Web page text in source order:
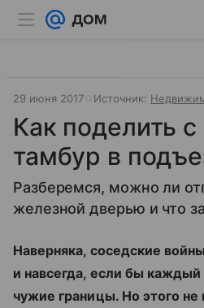
29 июня 2017 Источник:
Как поделить
тамбур в
Разберемся, можно ли
железной дверью и что
Наверняка, соседские
и навсегда, если бы
чужие границы. Но этого не